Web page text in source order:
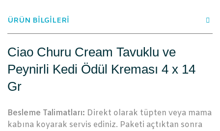
ÜRÜN BİLGİLERİ
Ciao Churu Cream Tavuklu ve
Peynirli Kedi Ödül Kreması 4 x 14
Gr
Besleme Talimatları: Direkt olarak tüpten veya mama
kabına koyarak servis ediniz. Paketi açtıktan sonra